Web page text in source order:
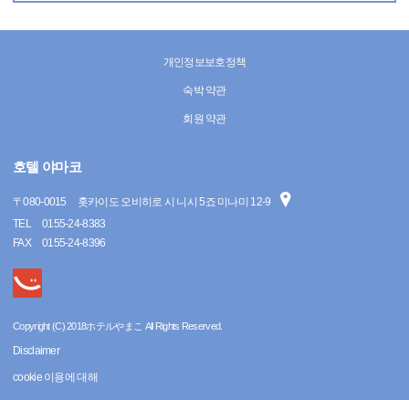
개인정보보호정책
숙박 약관
회원 약관
호텔 야마코
〒080-0015
홋카이도 오비히로 시 니시 5죠 미나미 12-9
TEL
0155-24-8383
FAX
0155-24-8396
Copyright (C) 2018ホテルやまこ All Rights Reserved.
Disclaimer
cookie 이용에 대해